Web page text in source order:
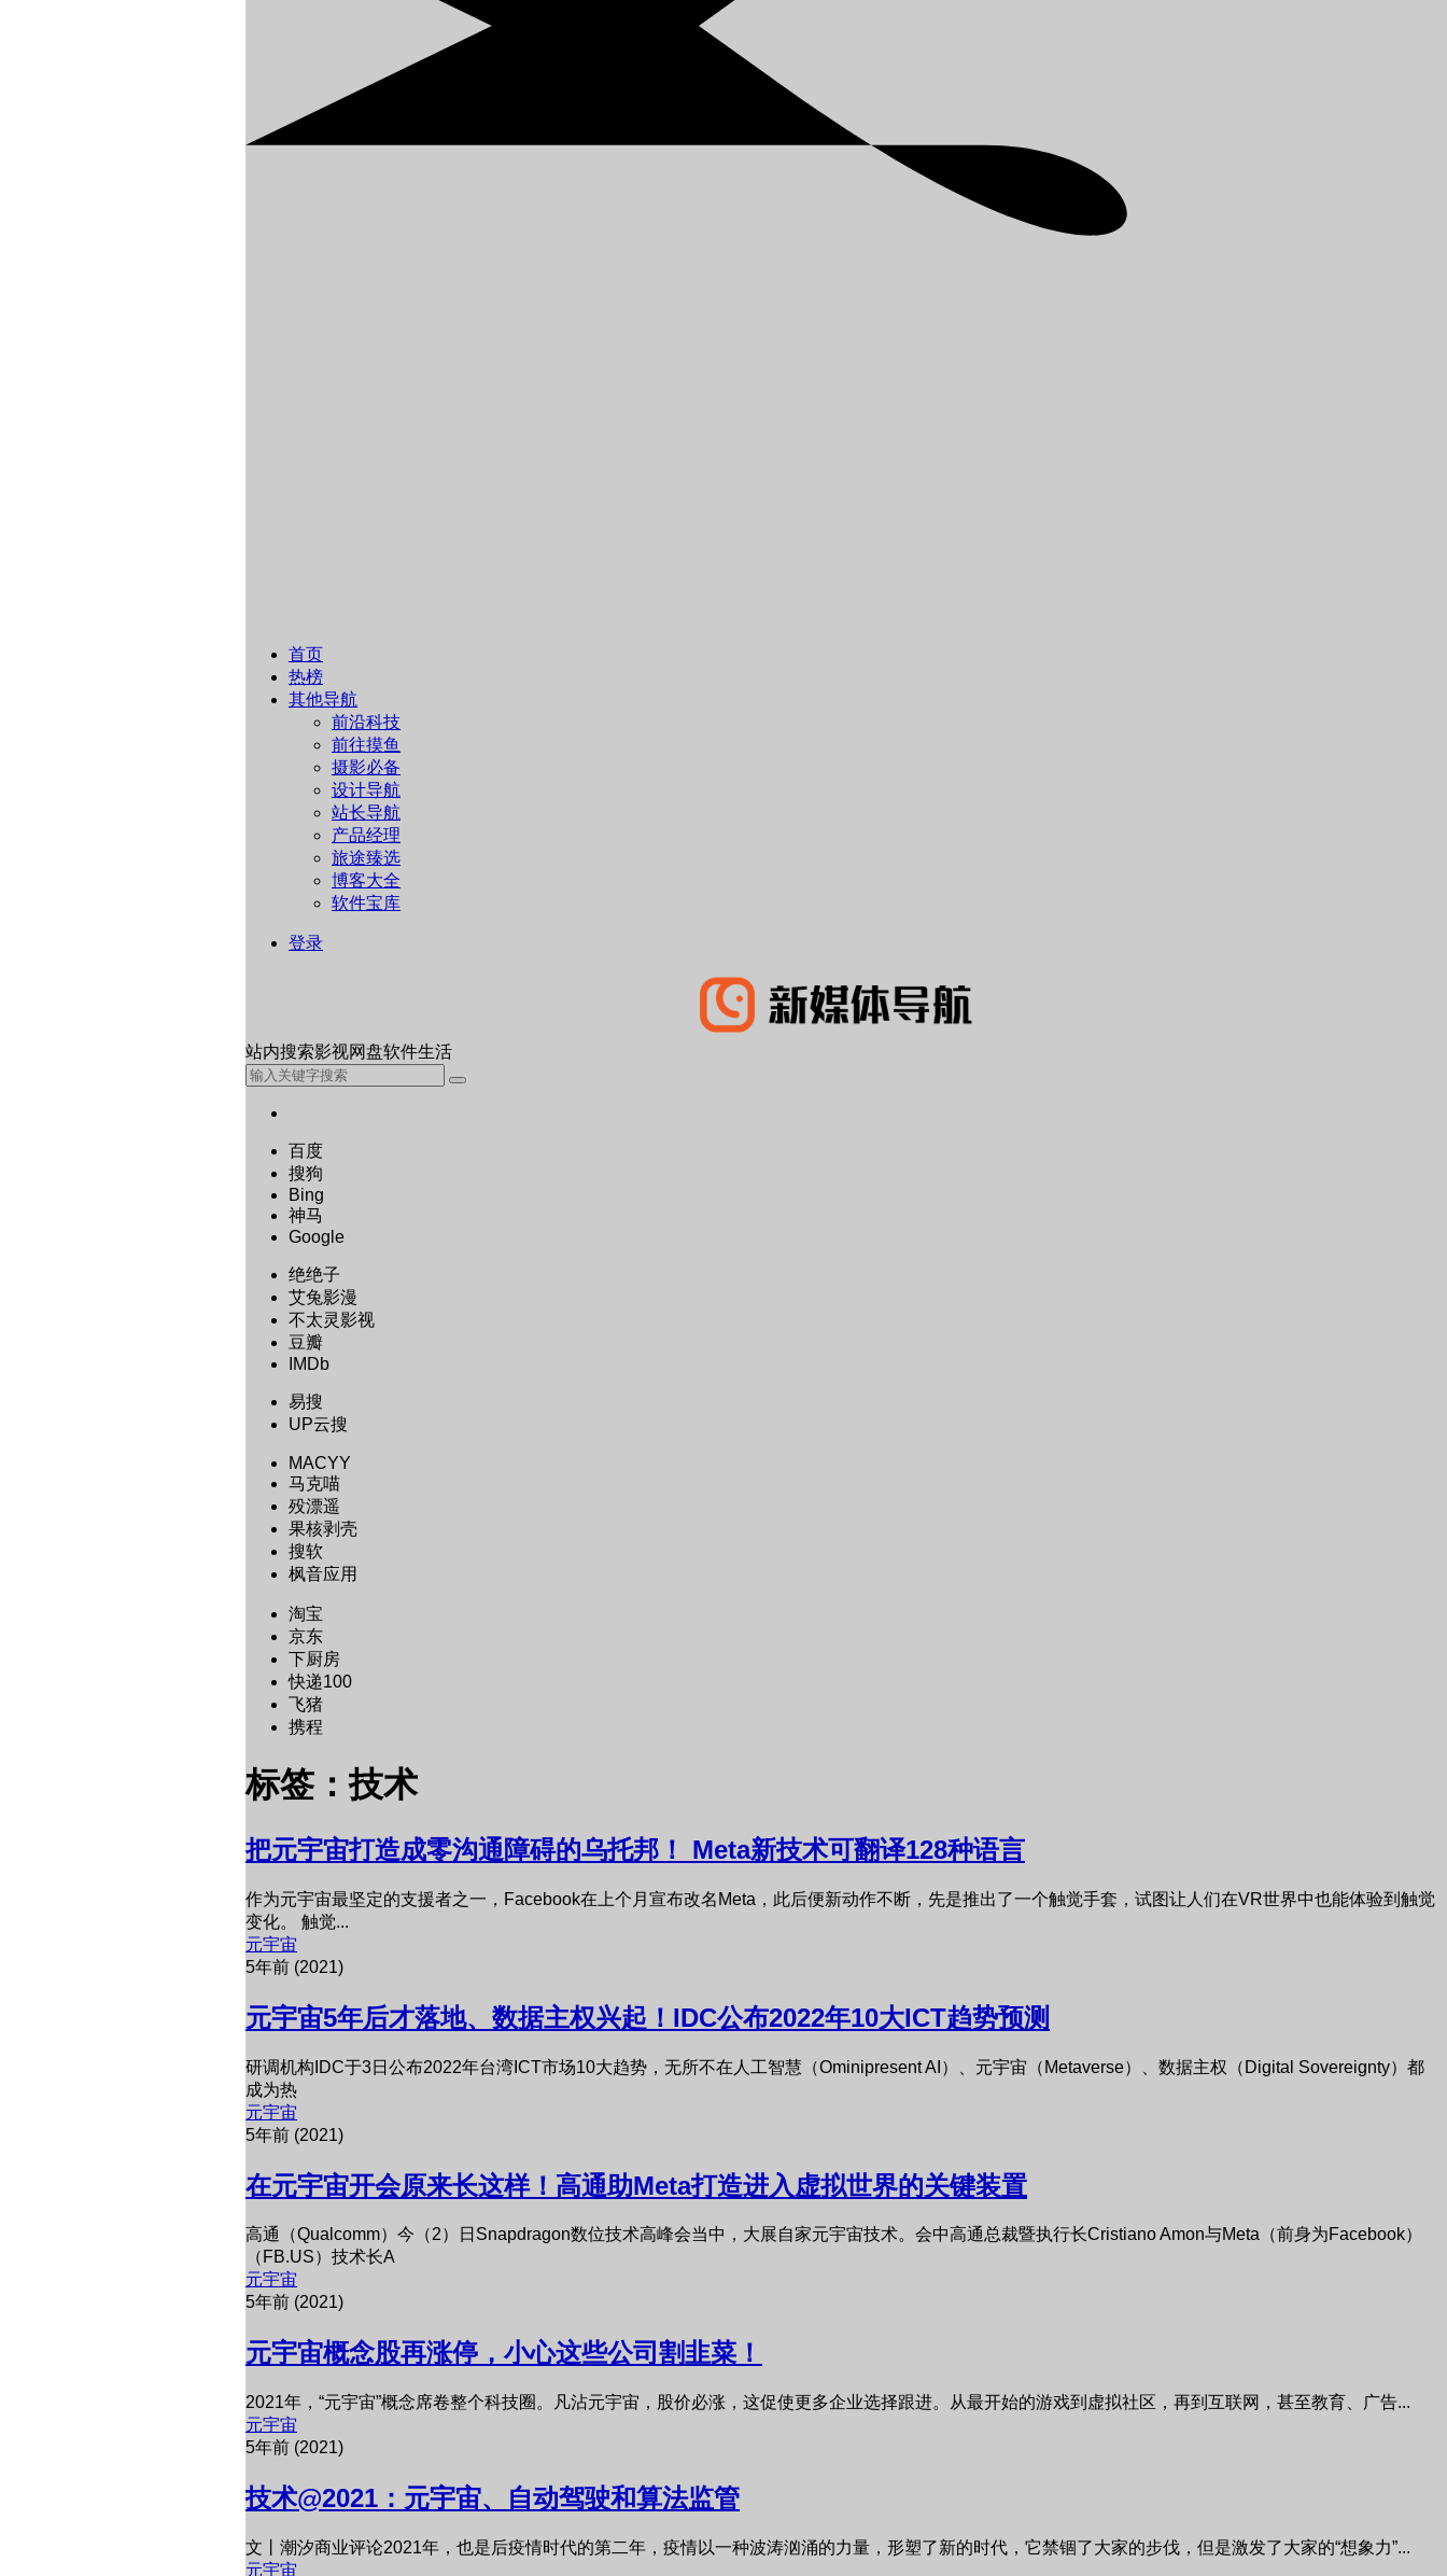
首页
热榜
其他导航
前沿科技
前往摸鱼
摄影必备
设计导航
站长导航
产品经理
旅途臻选
博客大全
软件宝库
登录
站内搜索影视网盘软件生活
百度
搜狗
Bing
神马
Google
绝绝子
艾兔影漫
不太灵影视
豆瓣
IMDb
易搜
UP云搜
MACYY
马克喵
殁漂遥
果核剥壳
搜软
枫音应用
淘宝
京东
下厨房
快递100
飞猪
携程
标签：技术
把元宇宙打造成零沟通障碍的乌托邦！ Meta新技术可翻译128种语言
作为元宇宙最坚定的支援者之一，Facebook在上个月宣布改名Meta，此后便新动作不断，先是推出了一个触觉手套，试图让人们在VR世界中也能体验到触觉
变化。 触觉...
元宇宙
5年前 (2021)
元宇宙5年后才落地、数据主权兴起！IDC公布2022年10大ICT趋势预测
研调机构IDC于3日公布2022年台湾ICT市场10大趋势，无所不在人工智慧（Ominipresent AI）、元宇宙（Metaverse）、数据主权（Digital Sovereignty）都
成为热
元宇宙
5年前 (2021)
在元宇宙开会原来长这样！高通助Meta打造进入虚拟世界的关键装置
高通（Qualcomm）今（2）日Snapdragon数位技术高峰会当中，大展自家元宇宙技术。会中高通总裁暨执行长Cristiano Amon与Meta（前身为Facebook）
（FB.US）技术长A
元宇宙
5年前 (2021)
元宇宙概念股再涨停，小心这些公司割韭菜！
2021年，“元宇宙”概念席卷整个科技圈。凡沾元宇宙，股价必涨，这促使更多企业选择跟进。从最开始的游戏到虚拟社区，再到互联网，甚至教育、广告...
元宇宙
5年前 (2021)
技术@2021：元宇宙、自动驾驶和算法监管
文丨潮汐商业评论2021年，也是后疫情时代的第二年，疫情以一种波涛汹涌的力量，形塑了新的时代，它禁锢了大家的步伐，但是激发了大家的“想象力”...
元宇宙